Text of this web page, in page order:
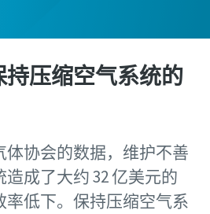
压缩空气系统的
体协会的数据，维护不善
成了大约 32 亿美元的
率低下。保持压缩空气系